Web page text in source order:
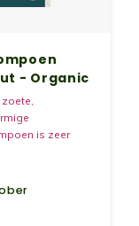
- Organic
is zeer
pureren en kan
voorbeeld:
en curry's